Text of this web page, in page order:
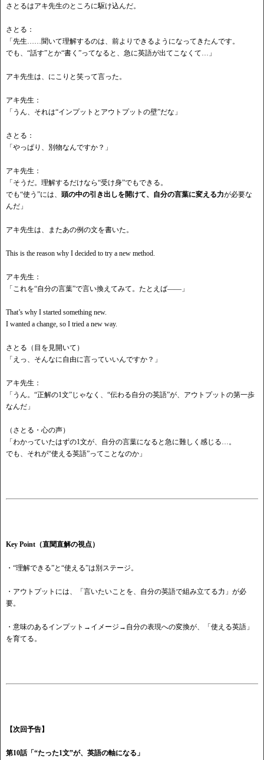
さとるはアキ先生のところに駆け込んだ。
さとる：
「先生……聞いて理解するのは、前よりできるようになってきたんです。
でも、 “話す”とか“書く”ってなると、急に英語が出てこなくて…」
アキ先生は、にこりと笑って言った。
アキ先生：
「うん、それは“インプットとアウトプットの壁”だな」
さとる：
「やっぱり、別物なんですか？」
アキ先生：
「そうだ。理解するだけなら“受け身”でもできる。
でも“使う”には、 頭の中の引き出しを開けて、自分の言葉に変える力が必要な
んだ」
アキ先生は、またあの例の文を書いた。
This is the reason why I decided to try a new method.
アキ先生：
「これを“自分の言葉”で言い換えてみて。たとえば——」
That’s why I started something new.
I wanted a change, so I tried a new way.
さとる（目を見開いて）
「えっ、そんなに自由に言っていいんですか？」
アキ先生：
「うん。 “正解の1文”じゃなく、“伝わる自分の英語”が、アウトプットの第一歩
なんだ」
（さとる・心の声）
「わかっていたはずの1文が、自分の言葉になると急に難しく感じる…。
でも、それが“使える英語”ってことなのか」
Key Point（直聞直解の視点）
・“理解できる”と“使える”は別ステージ。
・アウトプットには、「言いたいことを、自分の英語で組み立てる力」が必
要。
・意味のあるインプット →イメージ→自分の表現への変換が、「使える英語」
を育てる。
【次回予告】
第10話「“たった1文”が、英語の軸になる」